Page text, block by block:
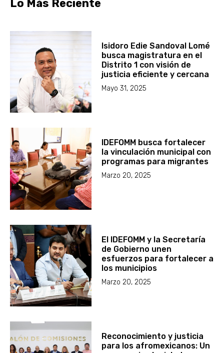
Lo Más Reciente
Isidoro Edie Sandoval Lomé
busca magistratura en el
Distrito 1 con visión de
justicia eficiente y cercana
Mayo 31, 2025
IDEFOMM busca fortalecer
la vinculación municipal con
programas para migrantes
Marzo 20, 2025
El IDEFOMM y la Secretaría
de Gobierno unen
esfuerzos para fortalecer a
los municipios
Marzo 20, 2025
Reconocimiento y justicia
para los afromexicanos: Un